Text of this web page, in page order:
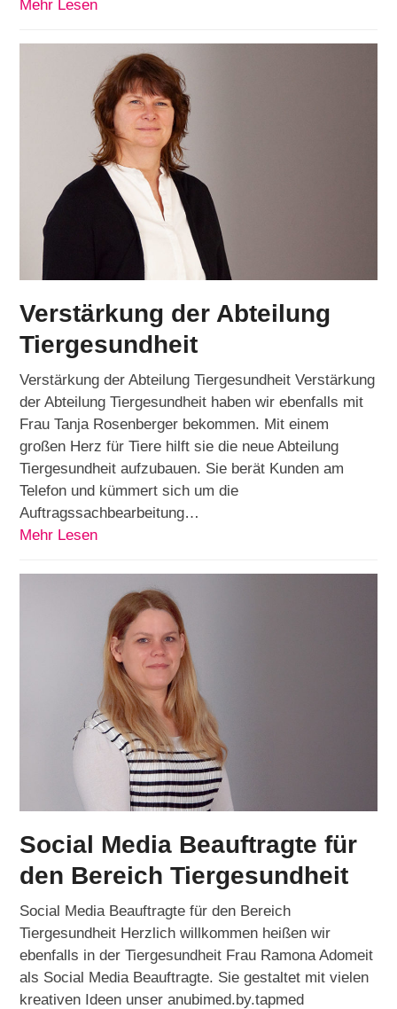
Mehr Lesen
Verstärkung der Abteilung
Tiergesundheit
Verstärkung der Abteilung Tiergesundheit Verstärkung
der Abteilung Tiergesundheit haben wir ebenfalls mit
Frau Tanja Rosenberger bekommen. Mit einem
großen Herz für Tiere hilft sie die neue Abteilung
Tiergesundheit aufzubauen. Sie berät Kunden am
Telefon und kümmert sich um die
Auftragssachbearbeitung…
Mehr Lesen
Social Media Beauftragte für
den Bereich Tiergesundheit
Social Media Beauftragte für den Bereich
Tiergesundheit Herzlich willkommen heißen wir
ebenfalls in der Tiergesundheit Frau Ramona Adomeit
als Social Media Beauftragte. Sie gestaltet mit vielen
kreativen Ideen unser anubimed.by.tapmed